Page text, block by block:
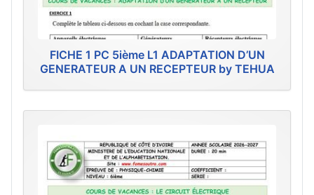
FICHE 1 PC 5ième L1 ADAPTATION D’UN
GENERATEUR A UN RECEPTEUR by TEHUA